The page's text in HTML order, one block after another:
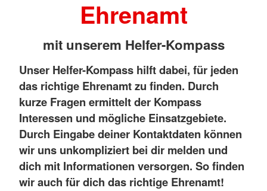
Ehrenamt
mit unserem Helfer-Kompass
Unser Helfer-Kompass hilft dabei, für jeden
das richtige Ehrenamt zu finden. Durch
kurze Fragen ermittelt der Kompass
Interessen und mögliche Einsatzgebiete.
Durch Eingabe deiner Kontaktdaten können
wir uns unkompliziert bei dir melden und
dich mit Informationen versorgen. So finden
wir auch für dich das richtige Ehrenamt!